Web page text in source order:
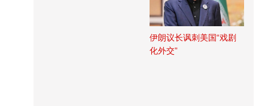
伊朗议长讽刺美国“戏剧
化外交”